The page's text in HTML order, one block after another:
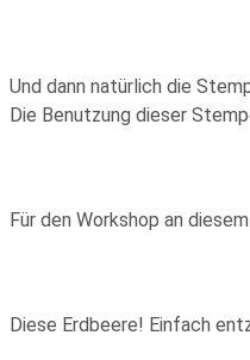
Und dann natürlich die
Die Benutzung dieser
Für den Workshop an
Diese Erdbeere! Einfach